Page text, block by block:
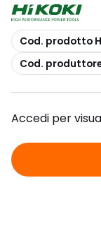
copia
Cod. prodotto
copia
Cod.
Accedi per